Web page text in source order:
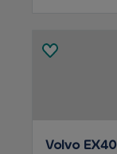
Volvo EX40